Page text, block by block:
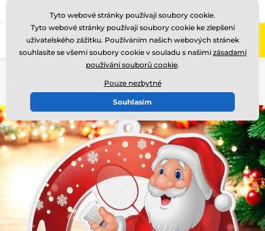
Zavolejte nám (Po-Pá 8-17)
Tyto webové stránky používají soubory cookie.
Tyto webové stránky používají soubory cookie ke zlepšení
uživatelského zážitku. Používáním našich webových stránek
souhlasíte se všemi soubory cookie v souladu s našimi zásadami
používání souborů cookie.
Pouze nezbytné
Souhlasím